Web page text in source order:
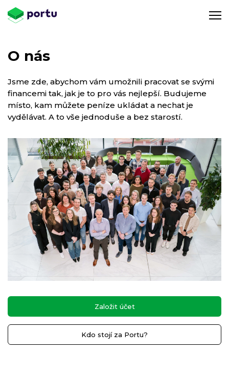
O nás
Jsme zde, abychom vám umožnili pracovat se svými
financemi tak, jak je to pro vás nejlepší. Budujeme
místo, kam můžete peníze ukládat a nechat je
vydělávat. A to vše jednoduše a bez starostí.
Založit účet
Kdo stojí za Portu?